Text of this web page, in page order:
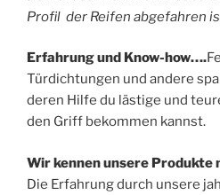
Profil der Reifen abgefahren
Erfahrung und Know-how….
Türdichtungen und andere
deren Hilfe du lästige und
den Griff bekommen kannst.
Wir kennen unsere
Die Erfahrung durch unsere